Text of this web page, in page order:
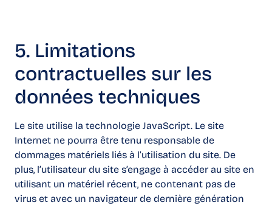
5. Limitations
contractuelles sur les
données techniques
Le site utilise la technologie JavaScript. Le site
Internet ne pourra être tenu responsable de
dommages matériels liés à l’utilisation du site. De
plus, l’utilisateur du site s’engage à accéder au site en
utilisant un matériel récent, ne contenant pas de
virus et avec un navigateur de dernière génération